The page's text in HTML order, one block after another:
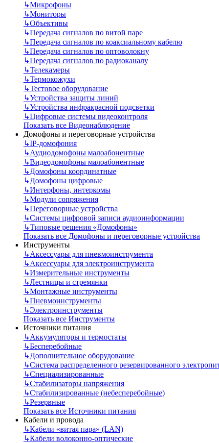
↳Микрофоны
↳Мониторы
↳Объективы
↳Передача сигналов по витой паре
↳Передача сигналов по коаксиальному кабелю
↳Передача сигналов по оптоволокну
↳Передача сигналов по радиоканалу
↳Телекамеры
↳Термокожухи
↳Тестовое оборудование
↳Устройства защиты линий
↳Устройства инфракрасной подсветки
↳Цифровые системы видеоконтроля
Показать все Видеонаблюдение
Домофоны и переговорные устройства
↳IP-домофония
↳Аудиодомофоны малоабонентные
↳Видеодомофоны малоабонентные
↳Домофоны координатные
↳Домофоны цифровые
↳Интерфоны, интеркомы
↳Модули сопряжения
↳Переговорные устройства
↳Системы цифровой записи аудиоинформации
↳Типовые решения «Домофоны»
Показать все Домофоны и переговорные устройства
Инструменты
↳Аксессуары для пневмоинструмента
↳Аксессуары для электроинструмента
↳Измерительные инструменты
↳Лестницы и стремянки
↳Монтажные инструменты
↳Пневмоинструменты
↳Электроинструменты
Показать все Инструменты
Источники питания
↳Аккумуляторы и термостаты
↳Бесперебойные
↳Дополнительное оборудование
↳Система распределенного резервированного
↳Специализированные
↳Стабилизаторы напряжения
↳Стабилизированные (небесперебойные)
↳Резервные
Показать все Источники питания
Кабели и провода
↳Кабели «витая пара» (LAN)
↳Кабели волоконно-оптические